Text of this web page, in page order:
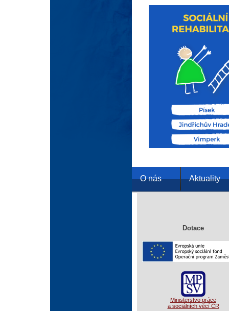
O nás Aktuality
Dotace
Ministerstvo práce
a sociálních věcí ČR